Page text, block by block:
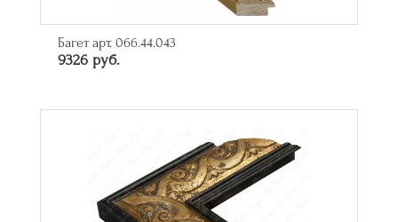
Багет арт. 066.44.043
9326 руб.